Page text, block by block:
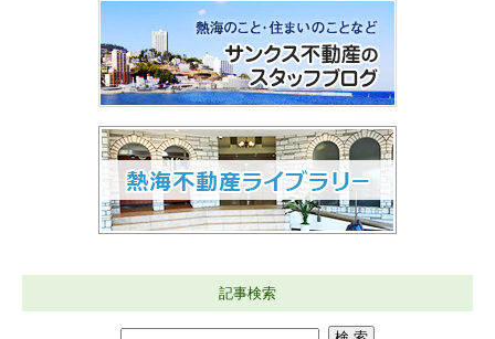
記事検索